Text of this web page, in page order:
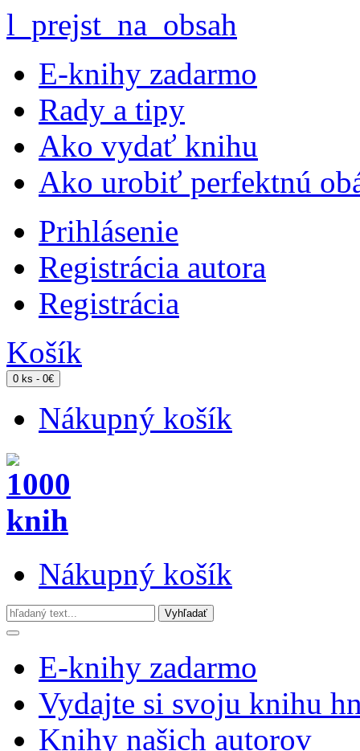
l_prejst_na_obsah
E-knihy zadarmo
Rady a tipy
Ako vydať knihu
Ako urobiť perfektnú
Prihlásenie
Registrácia autora
Registrácia
Košík
0 ks - 0€
Nákupný košík
Nákupný košík
E-knihy zadarmo
Vydajte si svoju knihu
Knihy našich autorov